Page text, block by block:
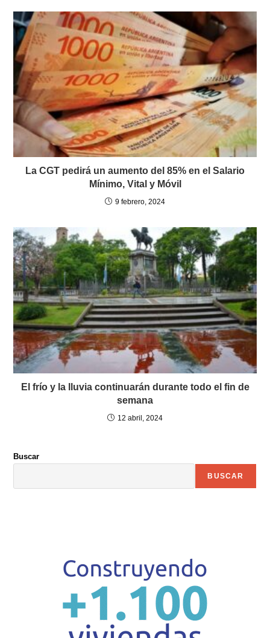
La CGT pedirá un aumento del 85% en el Salario
Mínimo, Vital y Móvil
9 febrero, 2024
El frío y la lluvia continuarán durante todo el fin de
semana
12 abril, 2024
Buscar
BUSCAR